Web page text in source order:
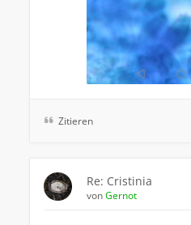
Zitieren
Re: Cristinia
vonGernot